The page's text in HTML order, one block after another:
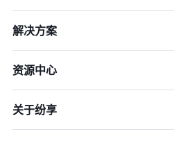
解决方案
资源中心
关于纷享